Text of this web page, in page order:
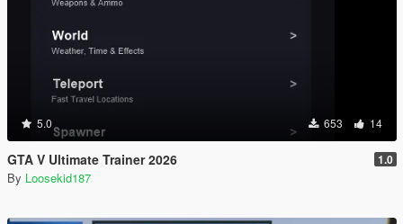
5.0 653 14
GTA V Ultimate Trainer 2026 1.0
By Loosekid187